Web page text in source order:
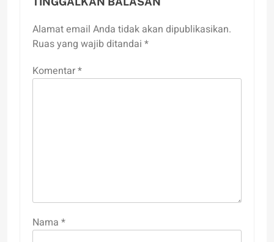
Alamat email Anda tidak akan dipublikasikan.
Ruas yang wajib ditandai *
Komentar*
Nama *